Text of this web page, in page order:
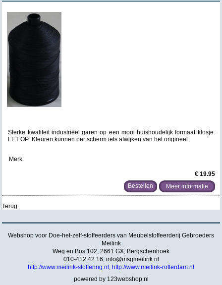
Sterke kwaliteit industriëel garen op een mooi huishoudelijk formaat klosje.
LET OP: Kleuren kunnen per scherm iets afwijken van het origineel.
Merk:
€ 19.95
Meer informatie
Terug
Webshop voor Doe-het-zelf-stoffeerders van Meubelstoffeerderij Gebroeders
Meilink
Weg en Bos 102, 2661 GX, Bergschenhoek
010-412 42 16, info@msgmeilink.nl
http://www.meilink-stoffering.nl , http://www.meilink-rotterdam.nl
powered by 123webshop.nl